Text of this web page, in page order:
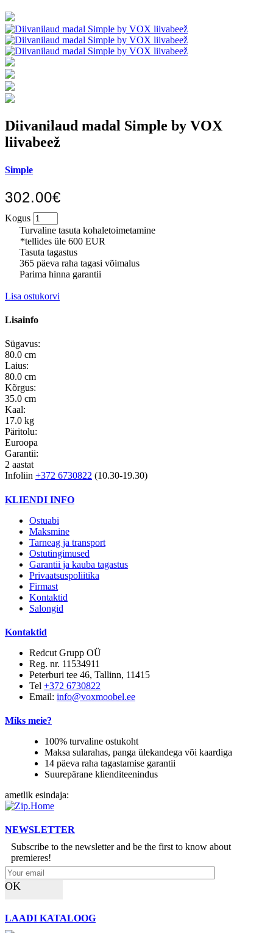
Diivanilaud madal Simple by VOX
liivabeež
Simple
302.00€
Kogus
Turvaline tasuta kohaletoimetamine
*tellides üle 600 EUR
Tasuta tagastus
365 päeva raha tagasi võimalus
Parima hinna garantii
Lisa ostukorvi
Lisainfo
Sügavus:
80.0 cm
Laius:
80.0 cm
Kõrgus:
35.0 cm
Kaal:
17.0 kg
Päritolu:
Euroopa
Garantii:
2 aastat
Infoliin +372 6730822 (10.30-19.30)
KLIENDI INFO
Ostuabi
Maksmine
Tarneag ja transport
Ostutingimused
Garantii ja kauba tagastus
Privaatsuspoliitika
Firmast
Kontaktid
Salongid
Kontaktid
Redcut Grupp OÜ
Reg. nr. 11534911
Peterburi tee 46, Tallinn, 11415
Tel +372 6730822
Email: info@voxmoobel.ee
Miks meie?
100% turvaline ostukoht
Maksa sularahas, panga ülekandega või kaardiga
14 päeva raha tagastamise garantii
Suurepärane klienditeenindus
ametlik esindaja:
NEWSLETTER
Subscribe to the newsletter and be the first to know about
premieres!
OK
LAADI KATALOOG